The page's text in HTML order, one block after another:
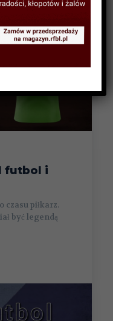
futbol i
czasu piłkarz.
być legendą